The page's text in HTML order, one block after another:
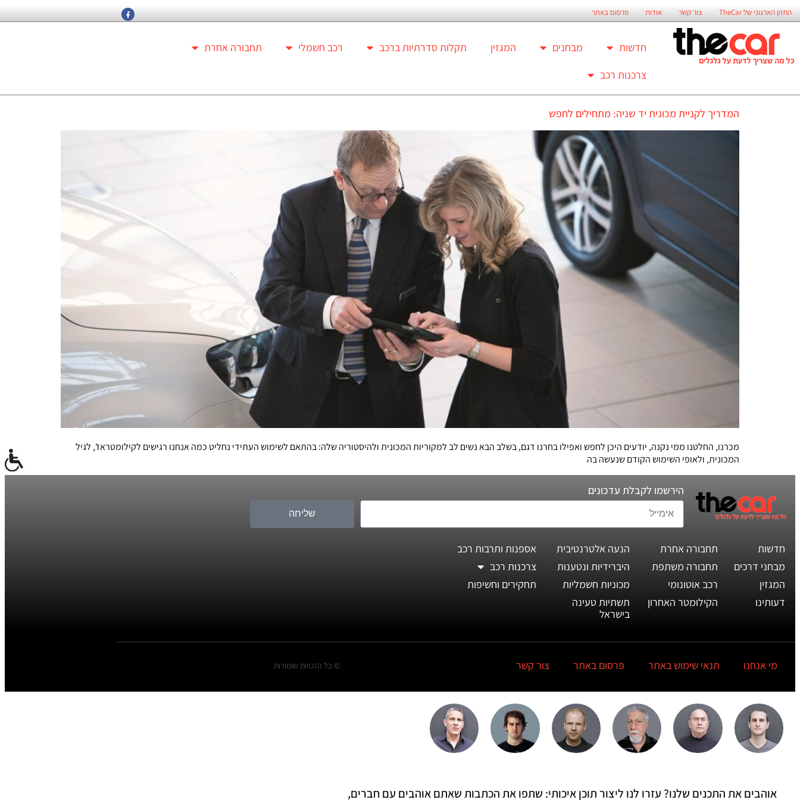
החזון הארגוני של TheCar צור קשר אודות פרסום באתר
חדשות מבחנים המגזין תקלות סדרתיות ברכב רכב חשמלי
תחבורה אחרת
צרכנות רכב
המדריך לקניית מכונית יד שניה: מתחילים לחפש
מכרנו, החלטנו ממי נקנה, יודעים היכן לחפש ואפילו בחרנו דגם, בשלב הבא נשים לב למקוריות המכונית ולהיסטוריה שלה: בהתאם לשימוש העתידי נחליט כמה אנחנו רגישים לקילומטראז', לגיל
המכונית, ולאופי השימוש הקודם שנעשה בה
הירשמו לקבלת עדכונים
שליחה
חדשות
מבחני דרכים
המגזין
דעותינו
תחבורה אחרת
תחבורה משתפת
רכב אוטונומי
הקילומטר האחרון
הנעה אלטרנטיבית
היברידיות ונטענות
מכוניות חשמליות
תשתיות טעינה
בישראל
אספנות ותרבות רכב
צרכנות רכב
תחקירים וחשיפות
מי אנחנו תנאי שימוש באתר פרסום באתר צור קשר © כל הזכויות שומורות
אוהבים את התכנים שלנו? עזרו לנו ליצור תוכן איכותי: שתפו את הכתבות שאתם אוהבים עם חברים,